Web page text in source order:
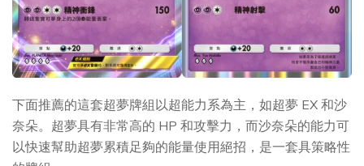
下面推薦的這套超夢牌組以超能力系為主，如超夢 EX 和沙
奈朵。超夢具有非常高的 HP 和攻擊力，而沙奈朵的能力可
以快速幫助超夢累積足夠的能量使用絕招，是一套具策略性